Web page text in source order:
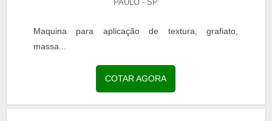
PAULO - SP
Maquina para aplicação de textura, grafiato,
massa...
COTAR AGORA